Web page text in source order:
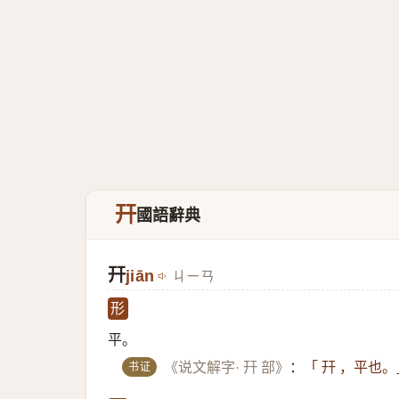
幵國語辭典
幵jiān ㄐㄧㄢ
形
平。
书证 《说文解字· 幵 部》 ： 「 幵 ，平也